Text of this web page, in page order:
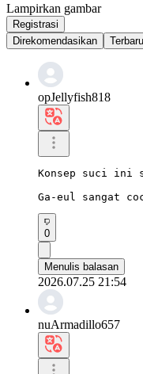
Lampirkan gambar
Registrasi
Direkomendasikan
Terbaru
opJellyfish818
Konsep suci ini
Ga-eul sangat
0
Menulis balasan
2026.07.25 21:54
nuArmadillo657